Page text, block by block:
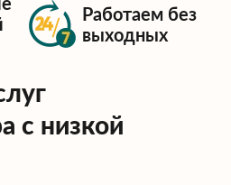
Работаем без
выходных
с низкой